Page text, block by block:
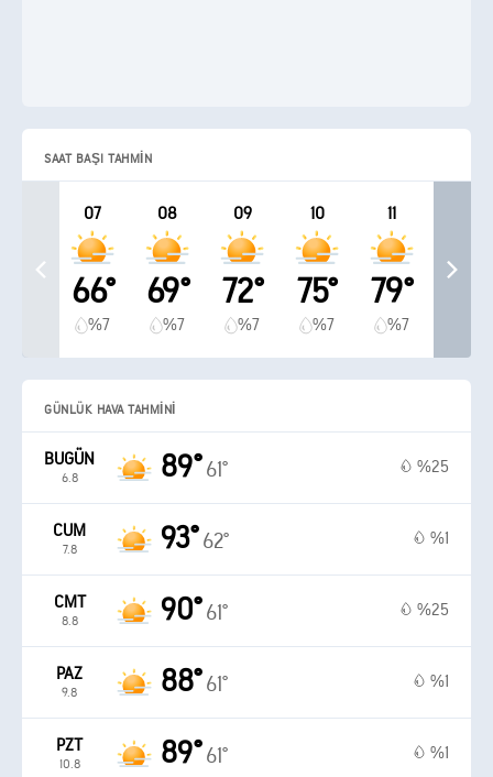
SAAT BAŞI TAHMIN
07
66°
%7
08
69°
%7
09
72°
%7
10
75°
%7
11
79°
%7
GÜNLÜK HAVA TAHMINI
BUGÜN
6.8 89° 61° %25
CUM
7.8 93° 62° %1
CMT
8.8 90° 61° %25
PAZ
9.8 88° 61° %1
PZT
10.8 89° 61° %1